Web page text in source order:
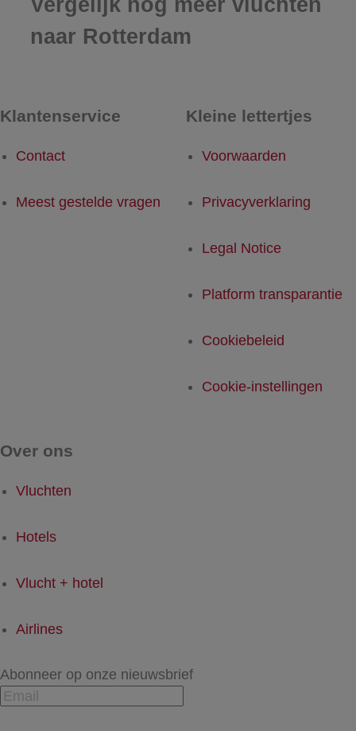
Vergelijk nog meer vluchten
naar Rotterdam
Klantenservice
Contact
Meest gestelde vragen
Kleine lettertjes
Voorwaarden
Privacyverklaring
Legal Notice
Platform transparantie
Cookiebeleid
Cookie-instellingen
Over ons
Vluchten
Hotels
Vlucht + hotel
Airlines
Abonneer op onze nieuwsbrief